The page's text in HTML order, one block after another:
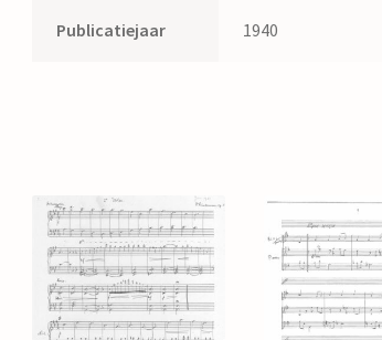
Publicatiejaar 1940